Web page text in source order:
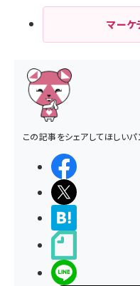
マーケ
この記事をシェアしてほしいパ